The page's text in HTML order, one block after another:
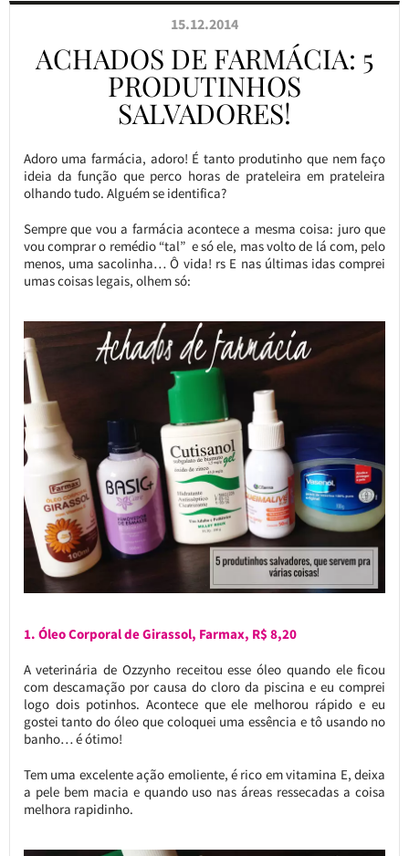
15.12.2014
ACHADOS DE FARMÁCIA: 5
PRODUTINHOS
SALVADORES!
Adoro uma farmácia, adoro! É tanto produtinho que nem faço
ideia da função que perco horas de prateleira em prateleira
olhando tudo. Alguém se identifica?
Sempre que vou a farmácia acontece a mesma coisa: juro que
vou comprar o remédio “tal” e só ele, mas volto de lá com, pelo
menos, uma sacolinha… Ô vida! rs E nas últimas idas comprei
umas coisas legais, olhem só:
1. Óleo Corporal de Girassol, Farmax, R$ 8,20
A veterinária de Ozzynho receitou esse óleo quando ele ficou
com descamação por causa do cloro da piscina e eu comprei
logo dois potinhos. Acontece que ele melhorou rápido e eu
gostei tanto do óleo que coloquei uma essência e tô usando no
banho… é ótimo!
Tem uma excelente ação emoliente, é rico em vitamina E, deixa
a pele bem macia e quando uso nas áreas ressecadas a coisa
melhora rapidinho.